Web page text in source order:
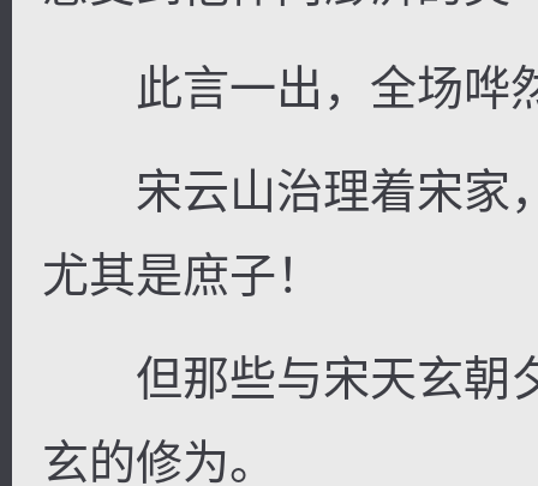
此言一出，全场哗
宋云山治理着宋家
尤其是庶子！
但那些与宋天玄朝
玄的修为。